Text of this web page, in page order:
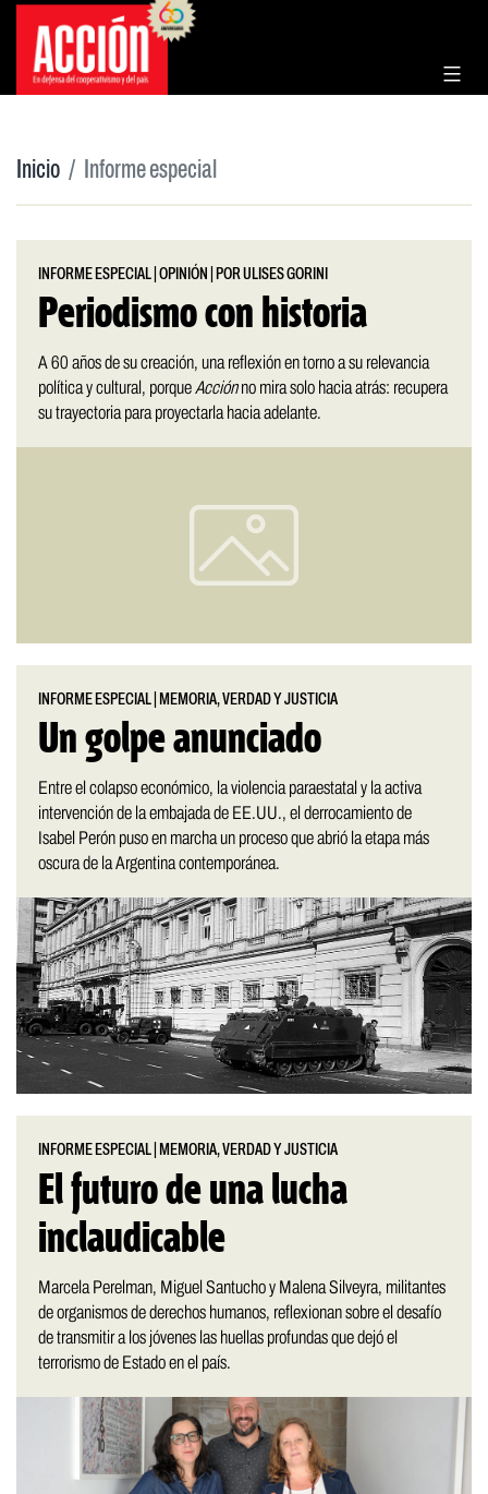
Saltar
contenido
Inicio Informe especial
INFORME ESPECIAL |OPINIÓN POR ULISES GORINI
Periodismo con historia
A 60 años de su creación, una reflexión en torno a su relevancia
política y cultural, porqueAcciónno mira solo hacia atrás: recupera
su trayectoria para proyectarla hacia adelante.
INFORME ESPECIAL MEMORIA, VERDAD Y JUSTICIA
Un golpe anunciado
Entre el colapso económico, la violencia paraestatal y la activa
intervención de la embajada de EE.UU., el derrocamiento de
Isabel Perón puso en marcha un proceso que abrió la etapa más
oscura de la Argentina contemporánea.
INFORME ESPECIAL MEMORIA, VERDAD Y JUSTICIA
El futuro de una lucha
inclaudicable
Marcela Perelman, Miguel Santucho y Malena Silveyra, militantes
de organismos de derechos humanos, reflexionan sobre el desafío
de transmitir a los jóvenes las huellas profundas que dejó el
terrorismo de Estado en el país.